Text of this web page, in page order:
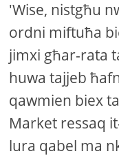
'Wise, nistgħu
ordni miftuħa
jimxi għar-rata
huwa tajjeb
qawmien biex
Market ressaq
lura qabel ma